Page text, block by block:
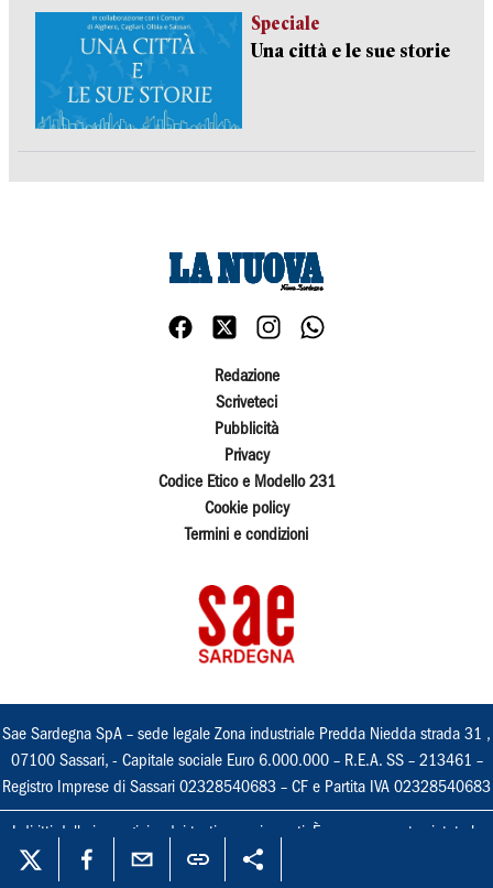
Speciale
Una città e le sue storie
Redazione
Scriveteci
Pubblicità
Privacy
Codice Etico e Modello 231
Cookie policy
Termini e condizioni
Sae Sardegna SpA – sede legale Zona industriale Predda Niedda strada 31 ,
07100 Sassari, - Capitale sociale Euro 6.000.000 – R.E.A. SS – 213461 –
Registro Imprese di Sassari 02328540683 – CF e Partita IVA 02328540683
I diritti delle immagini e dei testi sono riservati. È espressamente vietata la
loro riproduzione con qualsiasi mezzo e l'adattamento totale o parziale.